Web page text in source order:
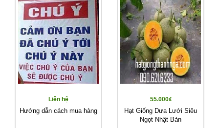
Liên hệ
Hướng dẫn cách mua hàng
55.000₫
Hạt Giống Dưa Lưới Siêu
Ngọt Nhật Bản